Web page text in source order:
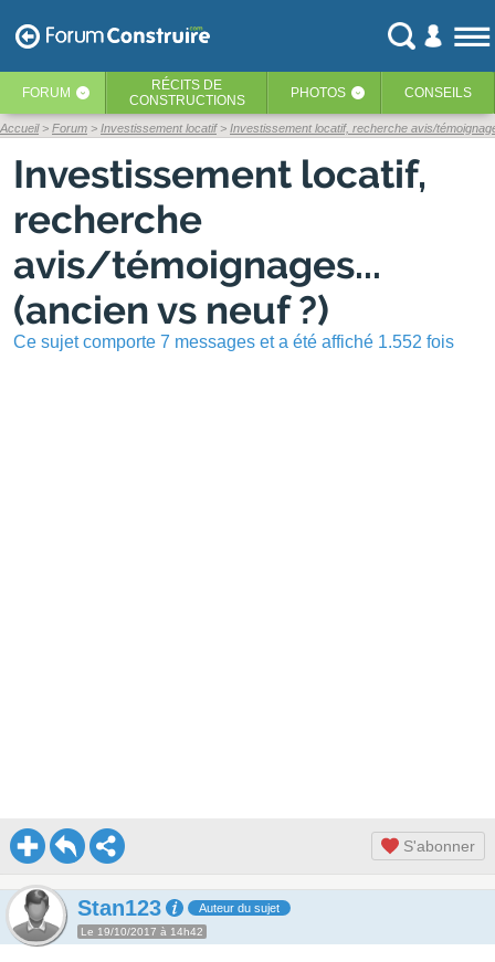
FORUM ‹ RÉCITS DE
CONSTRUCTIONS
PHOTOS ‹ CONSEILS
Accueil Forum Investissement locatif Investissement locatif, recherche avis/
Investissement locatif,
recherche
avis/témoignages...
(ancien vs neuf ?)
Ce sujet comporte 7 messages et a été affiché 1.552 fois
S'abonner
Stan123 Auteur du sujet
Le 19/10/2017 à 14h42